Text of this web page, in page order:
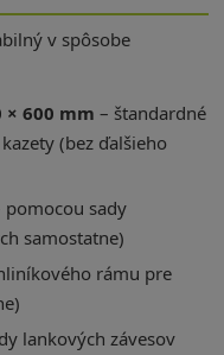
v spôsobe
600 mm – štandardné
(bez ďalšieho
pomocou sady
samostatne)
rámu pre
lankových závesov